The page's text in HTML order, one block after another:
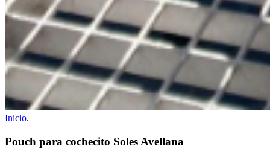
Inicio.
Pouch para cochecito Soles Avellana